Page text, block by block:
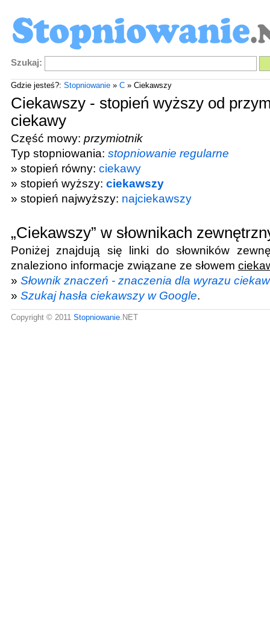
Szukaj:
Gdzie jesteś?: Stopniowanie» C» Ciekawszy
Ciekawszy - stopień wyższy od
ciekawy
Część mowy: przymiotnik
Typ stopniowania: stopniowanie regularne
» stopień równy: ciekawy
» stopień wyższy: ciekawszy
» stopień najwyższy: najciekawszy
„Ciekawszy” w słownikach
Poniżej znajdują się linki do słowników
znaleziono informacje związane ze słowem
» Słownik znaczeń - znaczenia dla wyrazu
» Szukaj hasła ciekawszy w Google.
Copyright © 2011 Stopniowanie.NET